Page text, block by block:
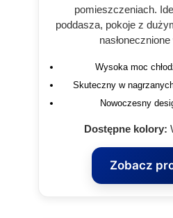
pomieszczeniach.
poddasza, pokoje z
Wysoka moc
Skuteczny w
Nowoczesny
Dostępne kolory:
Zobacz